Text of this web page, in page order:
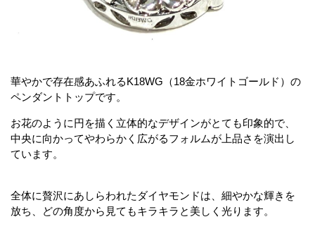
華やかで存在感あふれるK18WG（18金ホワイトゴールド）の
ペンダントトップです。
お花のように円を描く立体的なデザインがとても印象的で、
中央に向かってやわらかく広がるフォルムが上品さを演出し
ています。
全体に贅沢にあしらわれたダイヤモンドは、細やかな輝きを
放ち、どの角度から見てもキラキラと美しく光ります。